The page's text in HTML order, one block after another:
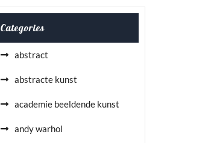
Categories
abstract
abstracte kunst
academie beeldende kunst
andy warhol